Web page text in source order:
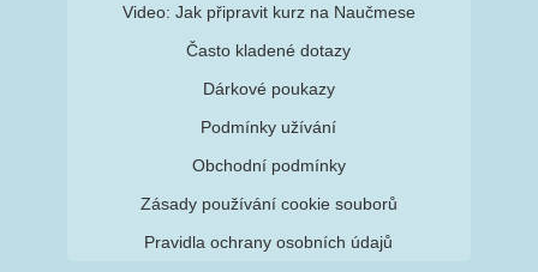
Video: Jak připravit kurz na Naučmese
Často kladené dotazy
Dárkové poukazy
Podmínky užívání
Obchodní podmínky
Zásady používání cookie souborů
Pravidla ochrany osobních údajů